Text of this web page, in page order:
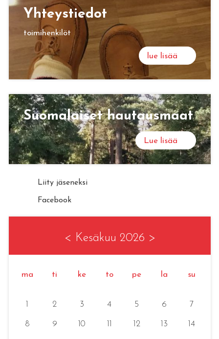
Yh­teys­tie­dot
toimihenkilöt
lue lisää
Suo­ma­lai­set hau­taus­maat
Lue lisää
Liity jäseneksi
Facebook
< Kesäkuu 2026 >
ma ti ke to pe la su
1 2 3 4 5 6 7
8 9 10 11 12 13 14